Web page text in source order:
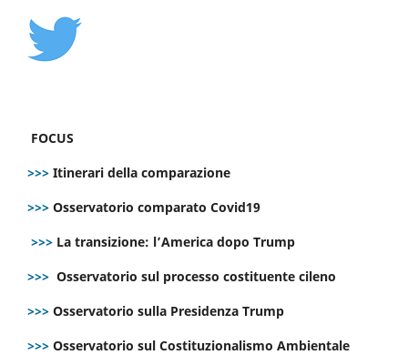
FOCUS
>>> Itinerari della comparazione
>>> Osservatorio comparato Covid19
>>> La transizione: l’America dopo Trump
>>> Osservatorio sul processo costituente cileno
>>> Osservatorio sulla Presidenza Trump
>>> Osservatorio sul Costituzionalismo Ambientale